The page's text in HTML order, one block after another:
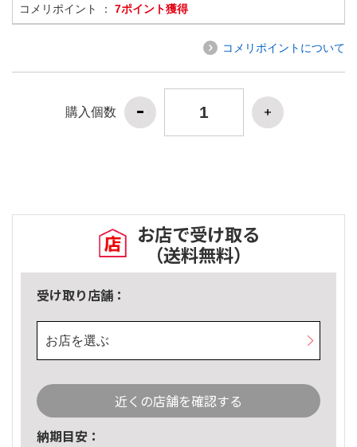
コメリポイント ： 7ポイント獲得
コメリポイントについて
購入個数
お店で受け取る
（送料無料）
受け取り店舗：
お店を選ぶ
近くの店舗を確認する
納期目安：